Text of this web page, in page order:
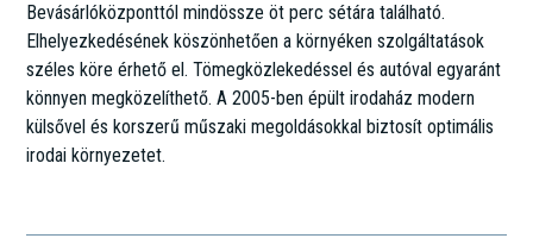
Bevásárlóközponttól mindössze öt perc sétára található.
Elhelyezkedésének köszönhetően a környéken szolgáltatások
széles köre érhető el. Tömegközlekedéssel és autóval egyaránt
könnyen megközelíthető. A 2005-ben épült irodaház modern
külsővel és korszerű műszaki megoldásokkal biztosít optimális
irodai környezetet.